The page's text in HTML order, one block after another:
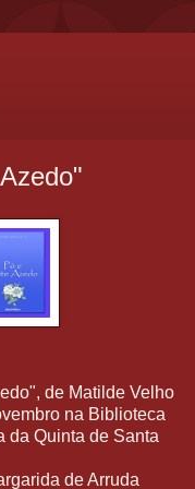
de Matilde Velho
na Biblioteca
da Quinta de Santa
de Arruda